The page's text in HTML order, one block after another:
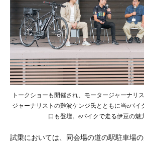
トークショーも開催され、モータージャーナリ
ジャーナリストの難波ケンジ氏とともに当eバイ
口も登壇。eバイクで走る伊豆の魅
試乗においては、同会場の道の駅駐車場